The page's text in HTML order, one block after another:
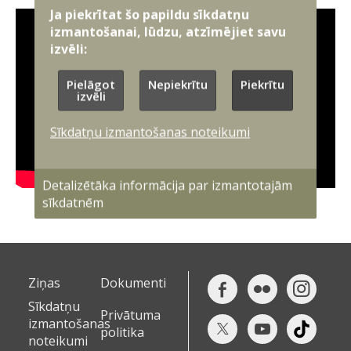
Ziņas
Dokumenti
Sīkdatņu
izmantošanas
noteikumi
Privātuma
politika
Ja piekrītat šo papildu sīkdatņu
izmantošanai, lūdzu, atzīmējiet savu
izvēli:
Pielāgot
izvēli
Nepiekrītu Piekrītu
Sīkdatņu izmantošanas noteikumi
Detalizētāka informācija par izmantotajām
sīkdatnēm